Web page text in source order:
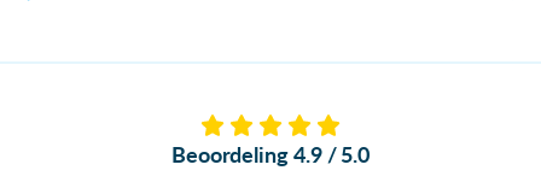
Beoordeling 4.9 / 5.0